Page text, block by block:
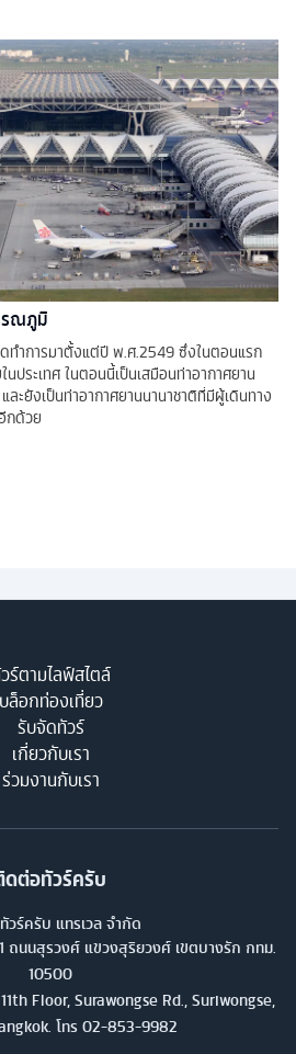
รณภูมิ
ดทำการมาตั้งแต่ปี พ.ศ.2549 ซึ่งในตอนแรก
นประเทศ ในตอนนี้เป็นเสมือนท่าอากาศยาน
ละยังเป็นท่าอากาศยานนานาชาติที่มีผู้เดินทาง
กด้วย
ร์ตามไลฟ์สไตล์
บล็อกท่องเที่ยว
รับจัดทัวร์
เกี่ยวกับเรา
ร่วมงานกับเรา
ต่อทัวร์ครับ
วร์ครับ แทรเวล จำกัด
ถนนสุรวงศ์ แขวงสุริยวงศ์ เขตบางรัก กทม.
10500
Floor, Surawongse Rd., Suriwongse,
โทร 02-853-9982